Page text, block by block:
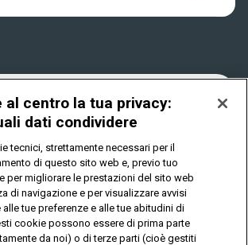
VIETATO AI MINORI E PUÒ CAUSARE
DIPENDENZA PATOLOGICA
al centro la tua privacy:
dati condividere
tecnici, strettamente necessari per il
di questo sito web e, previo tuo
per migliorare le prestazioni del sito web
di navigazione e per visualizzare avvisi
tue preferenze e alle tue abitudini di
cookie possono essere di prima parte
da noi) o di terze parti (cioè gestiti